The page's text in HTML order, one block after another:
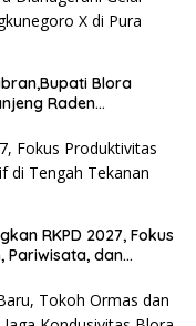
Blora
Raden
RKPD 2027, Fokus
Pariwisata, dan